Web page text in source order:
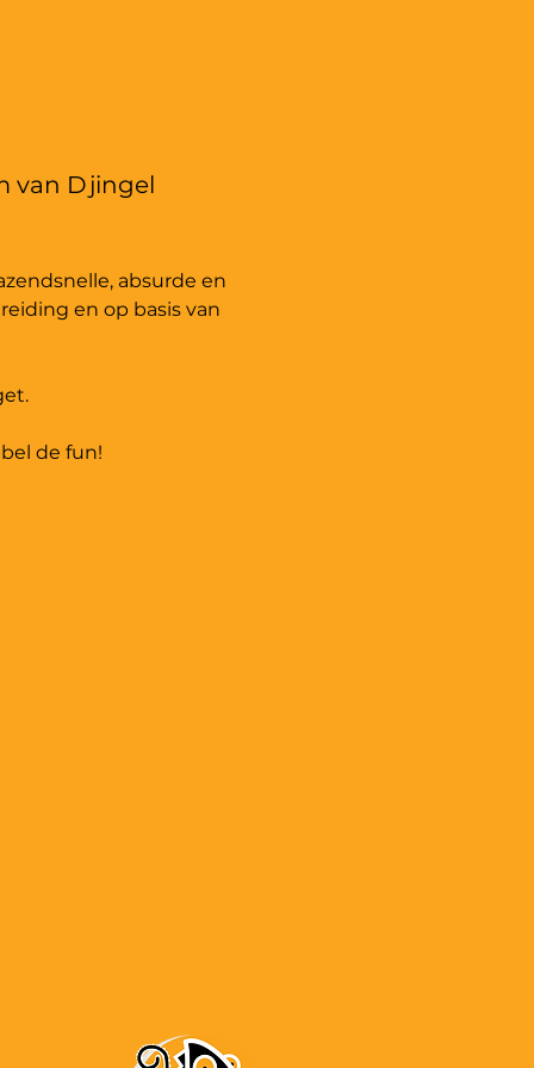
van Djingel
absurde en
en op basis van
de fun!